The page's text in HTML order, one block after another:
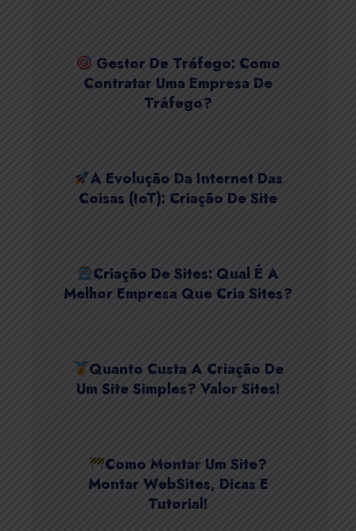
Gestor De Tráfego: Como
Contratar Uma Empresa De
Tráfego?
A Evolução Da Internet Das
Coisas (IoT): Criação De Site
Criação De Sites: Qual É A
Melhor Empresa Que Cria Sites?
Quanto Custa A Criação De
Um Site Simples? Valor Sites!
Como Montar Um Site?
Montar WebSites, Dicas E
Tutorial!